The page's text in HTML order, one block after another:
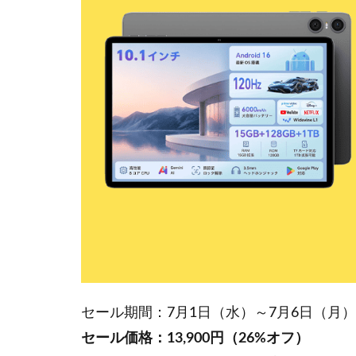
セール期間：7月1日（水）～7月6日（月
セール価格：13,900円（26%オフ）